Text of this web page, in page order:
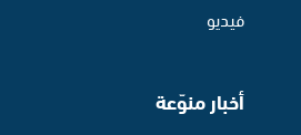
فيديو
أخبار منوّعة